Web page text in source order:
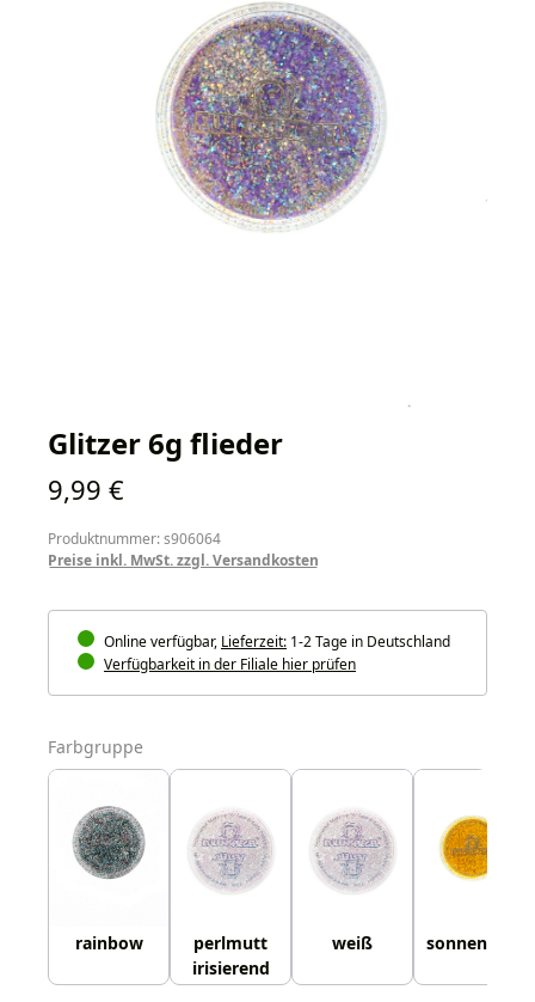
Glitzer 6g flieder
Regulärer Preis:
9,99 €
Produktnummer: s906064
Preise inkl. MwSt. zzgl. Versandkosten
Online verfügbar, Lieferzeit: 1-2 Tage in Deutschland
Verfügbarkeit in der Filiale hier prüfen
Farbgruppe
rainbow
perlmutt
irisierend
weiß sonnengelb